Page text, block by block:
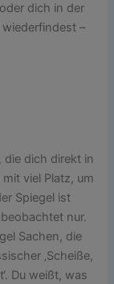
dich in der
–
die dich direkt in
viel Platz, um
Spiegel ist
nur.
Sachen, die
‚Scheiße,
Du weißt, was